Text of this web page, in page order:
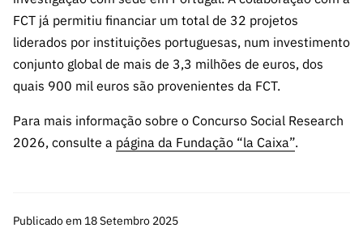
FCT já permitiu financiar um total de 32 projetos
liderados por instituições portuguesas, num investimento
conjunto global de mais de 3,3 milhões de euros, dos
quais 900 mil euros são provenientes da FCT.
Para mais informação sobre o Concurso Social Research
2026, consulte a página da Fundação “la Caixa”.
Publicado em 18 Setembro 2025